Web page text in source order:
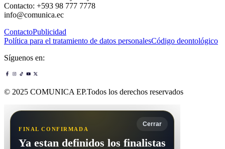
Contacto: +593 98 777 7778
info@comunica.ec
ContactoPublicidad
Política para el tratamiento de datos personalesCódigo deontológico
Síguenos en:
© 2025 COMUNICA EP.Todos los derechos reservados
Cerrar
FINAL CONFIRMADA
Ya estan definidos los finalistas